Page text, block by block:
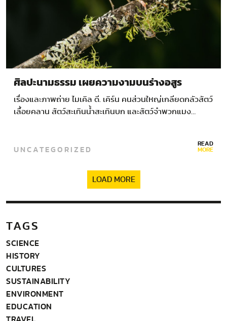
ศิลปะนามธรรม เผยความงามบนร่างอสูร
เรื่องและภาพถ่าย ไมเคิล ดี. เคิร์น คนส่วนใหญ่เกลียดกลัวสัตว์
เลื้อยคลาน สัตว์สะเทินน้ำสะเทินบก และสัตว์จำพวกแมง…
UNCATEGORIZED READ
MORE
LOAD MORE
TAGS
SCIENCE
HISTORY
CULTURES
SUSTAINABILITY
ENVIRONMENT
EDUCATION